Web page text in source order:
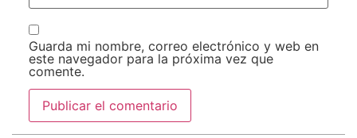
Guarda mi nombre, correo electrónico y web en
este navegador para la próxima vez que
comente.